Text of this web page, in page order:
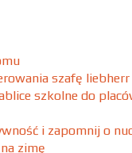
szafę liebherr
szkolne do
i zapomnij o
zimę